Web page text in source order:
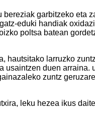
garbitzeko eta
eduki handiak
poltsa batean
larruzko
duen
zuntz
leku hezea ikus